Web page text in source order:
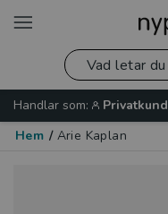
Handlar som:
Privatkund
Hem / Arie Kaplan